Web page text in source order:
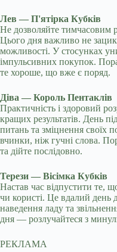
Лев — П'ятірка Кубків
Не дозволяйте тимчасовим
Цього дня важливо не
можливості. У стосунках
імпульсивних покупок.
те хороше, що вже є поряд.
Діва — Король Пентаклів
Практичність і здоровий
кращих результатів. День
питань та зміцнення своїх
вчинки, ніж гучні слова.
та дійте послідовно.
Терези — Вісімка Кубків
Настав час відпустити те,
чи користі. Це вдалий день
наведення ладу та
дня — розлучайтеся з
РЕКЛАМА